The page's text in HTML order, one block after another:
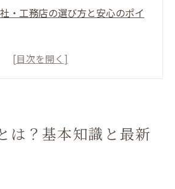
・工務店の選び方と安心のポイ
ビフォーアフターで見る実績と
ームが選ばれる（求められる）
は？基本知識と最新